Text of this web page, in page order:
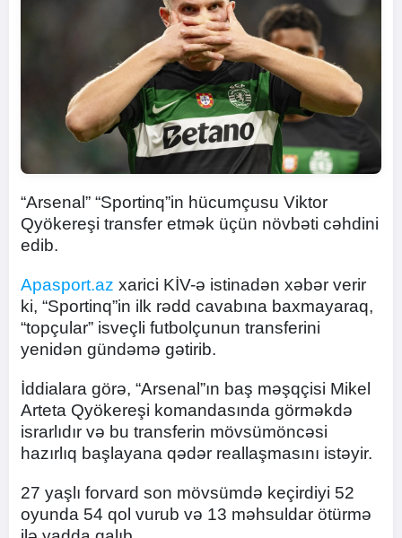
“Arsenal” “Sportinq”in hücumçusu Viktor
Qyökereşi transfer etmək üçün növbəti cəhdini
edib.
Apasport.az xarici KİV-ə istinadən xəbər verir
ki, “Sportinq”in ilk rədd cavabına baxmayaraq,
“topçular” isveçli futbolçunun transferini
yenidən gündəmə gətirib.
İddialara görə, “Arsenal”ın baş məşqçisi Mikel
Arteta Qyökereşi komandasında görməkdə
israrlıdır və bu transferin mövsümöncəsi
hazırlıq başlayana qədər reallaşmasını istəyir.
27 yaşlı forvard son mövsümdə keçirdiyi 52
oyunda 54 qol vurub və 13 məhsuldar ötürmə